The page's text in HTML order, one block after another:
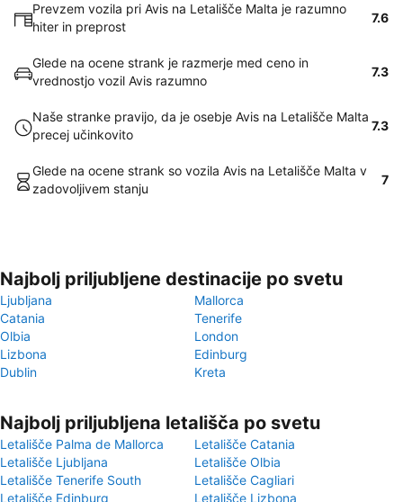
Prevzem vozila pri Avis na Letališče Malta je razumno
hiter in preprost
7.6
Glede na ocene strank je razmerje med ceno in
vrednostjo vozil Avis razumno
7.3
Naše stranke pravijo, da je osebje Avis na Letališče Malta
precej učinkovito
7.3
Glede na ocene strank so vozila Avis na Letališče Malta v
zadovoljivem stanju
7
Najbolj priljubljene destinacije po svetu
Ljubljana
Mallorca
Catania
Tenerife
Olbia
London
Lizbona
Edinburg
Dublin
Kreta
Najbolj priljubljena letališča po svetu
Letališče Palma de Mallorca
Letališče Catania
Letališče Ljubljana
Letališče Olbia
Letališče Tenerife South
Letališče Cagliari
Letališče Edinburg
Letališče Lizbona